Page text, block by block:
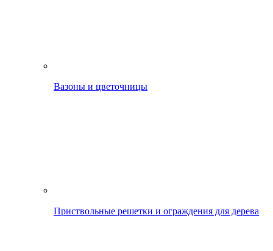
Вазоны и цветочницы
Приствольные решетки и ограждения для дерева